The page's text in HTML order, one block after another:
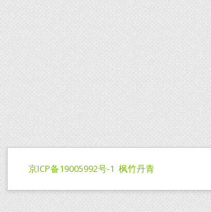
京ICP备19005992号-1 枫竹丹青